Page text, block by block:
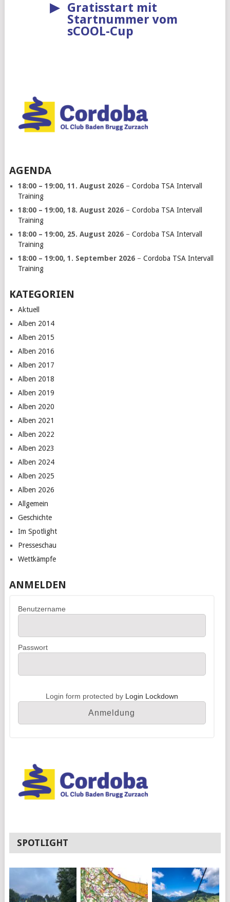
▶
Gratisstart mit
Startnummer vom
sCOOL-Cup
AGENDA
18:00 – 19:00, 11. August 2026– Cordoba TSA Intervall
Training
18:00 – 19:00, 18. August 2026– Cordoba TSA Intervall
Training
18:00 – 19:00, 25. August 2026– Cordoba TSA Intervall
Training
18:00 – 19:00, 1. September 2026– Cordoba TSA Intervall
Training
KATEGORIEN
Aktuell
Alben 2014
Alben 2015
Alben 2016
Alben 2017
Alben 2018
Alben 2019
Alben 2020
Alben 2021
Alben 2022
Alben 2023
Alben 2024
Alben 2025
Alben 2026
Allgemein
Geschichte
Im Spotlight
Presseschau
Wettkämpfe
ANMELDEN
Benutzername
Passwort
Login form protected by Login Lockdown
SPOTLIGHT